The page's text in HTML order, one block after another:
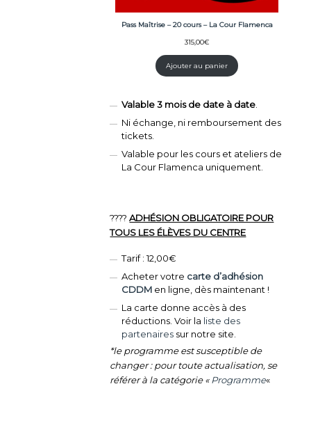
Pass Maîtrise – 20 cours – La Cour Flamenca
315,00€
Ajouter au panier
Valable 3 mois de date à date.
Ni échange, ni remboursement des
tickets.
Valable pour les cours et ateliers de
La Cour Flamenca uniquement.
????ADHÉSION OBLIGATOIRE POUR
TOUS LES ÉLÈVES DU CENTRE
Tarif : 12,00€
Acheter votre carte d’adhésion
CDDM en ligne, dès maintenant !
La carte donne accès à des
réductions. Voir la liste des
partenaires sur notre site.
*le programme est susceptible de
changer : pour toute actualisation, se
référer à la catégorie «Programme«